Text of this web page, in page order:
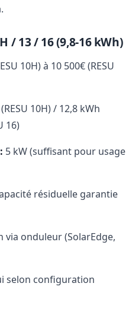
/ 13 / 16 (9,8-16 kWh)
10H) à 10 500€ (RESU
10H) / 12,8 kWh
16)
5 kW (suffisant pour usage
résiduelle garantie
via onduleur (SolarEdge,
selon configuration